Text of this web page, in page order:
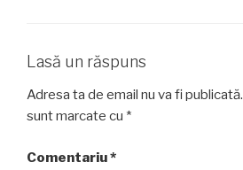
Lasă un răspuns
Adresa ta de email nu va fi publicată.
sunt marcate cu *
Comentariu*